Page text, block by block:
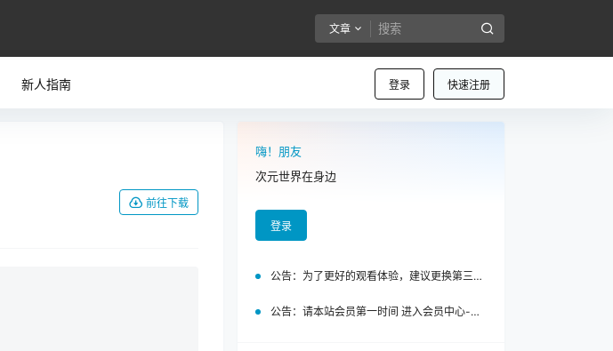
文章
登录 快速注册
新人指南
前往下载
嗨！朋友
次元世界在身边
登录
公告： 为了更好的观看体验，建议更换第三方浏览器访问泡面站
公告： 请本站会员第一时间 进入会员中心-我的设置中为您的账号绑定邮箱!